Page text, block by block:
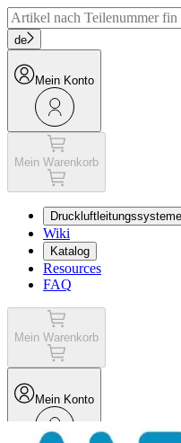
de
Mein Konto
Mein Warenkorb
Druckluftleitungssysteme
Wiki
Katalog
Resources
FAQ
Mein Warenkorb
Mein Konto